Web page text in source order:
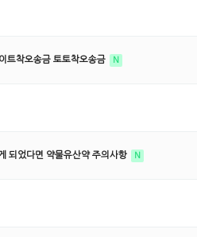
트착오송금 토토착오송금 N
되었다면 약물유산약 주의사항 N